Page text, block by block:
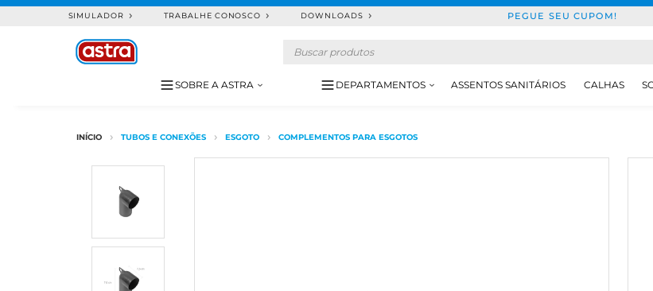
SIMULADOR TRABALHE CONOSCO DOWNLOADS PEGUE SEU CUPOM!
SOBRE A ASTRA DEPARTAMENTOS ASSENTOS SANITÁRIOS CALHAS
TUBOS E CONEXÕES ESGOTO COMPLEMENTOS PARA ESGOTOS